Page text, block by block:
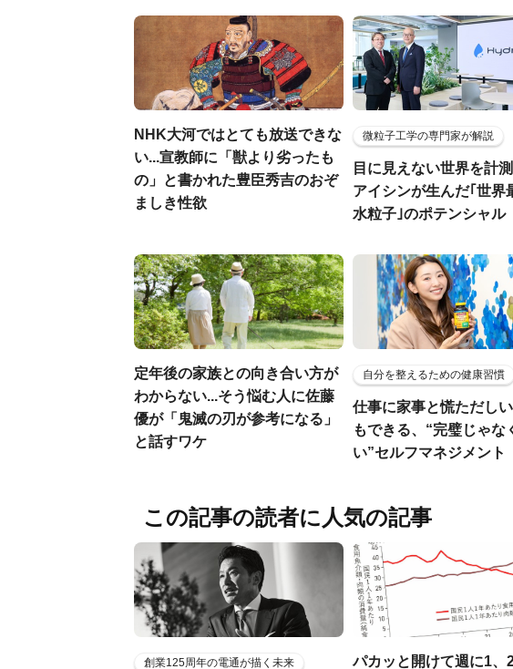
NHK大河ではとても放送できな
い...宣教師に「獣より劣ったも
の」と書かれた豊臣秀吉のおぞ
ましき性欲
微粒子工学の専門家が解説
目に見えない世界を計
アイシンが生んだ｢世界
水粒子｣のポテンシャル
定年後の家族との向き合い方が
わからない...そう悩む人に佐藤
優が「鬼滅の刃が参考になる」
と話すワケ
自分を整えるための健康習慣
仕事に家事と慌ただし
もできる、“完璧じゃな
い”セルフマネジメント
この記事の読者に人気の記事
創業125周年の電通が描く未来 パカッと開けて週に1、